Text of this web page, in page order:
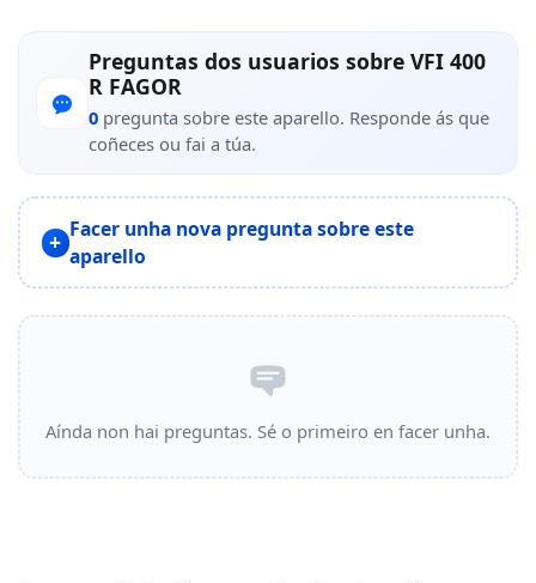
Preguntas dos usuarios sobre VFI 400
R FAGOR
0 pregunta sobre este aparello. Responde ás que
coñeces ou fai a túa.
Facer unha nova pregunta sobre este
aparello
Aínda non hai preguntas. Sé o primeiro en facer unha.